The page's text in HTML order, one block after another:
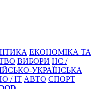
ЕКОНОМІКА ТА
ВИБОРИ НС /
УКРАЇНСЬКА
/ IT АВТО СПОРТ